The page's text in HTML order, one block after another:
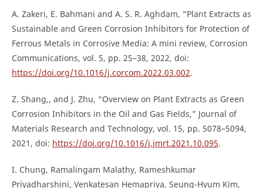
A. Zakeri, E. Bahmani and A. S. R. Aghdam, “Plant Extracts as
Sustainable and Green Corrosion Inhibitors for Protection of
Ferrous Metals in Corrosive Media: A mini review, Corrosion
Communications, vol. 5, pp. 25–38, 2022, doi:
https://doi.org/10.1016/j.corcom.2022.03.002.
Z. Shang,, and J. Zhu, “Overview on Plant Extracts as Green
Corrosion Inhibitors in the Oil and Gas Fields,” Journal of
Materials Research and Technology, vol. 15, pp. 5078–5094,
2021, doi: https://doi.org/10.1016/j.jmrt.2021.10.095.
I. Chung, Ramalingam Malathy, Rameshkumar
Priyadharshini, Venkatesan Hemapriya, Seung-Hyum Kim,